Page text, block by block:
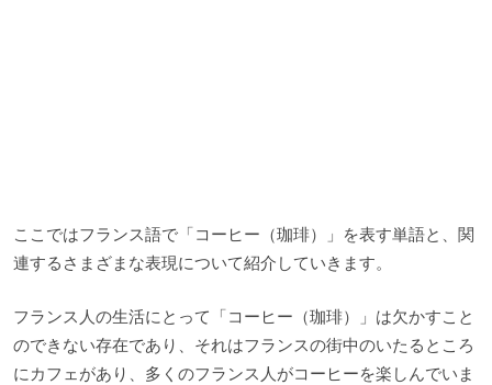
ここではフランス語で「コーヒー（珈琲）」を表す単語と、関
連するさまざまな表現について紹介していきます。
フランス人の生活にとって「コーヒー（珈琲）」は欠かすこと
のできない存在であり、それはフランスの街中のいたるところ
にカフェがあり、多くのフランス人がコーヒーを楽しんでいま